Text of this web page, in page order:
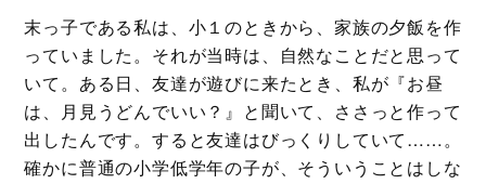
末っ子である私は、小１のときから、家族の夕飯を作
っていました。それが当時は、自然なことだと思って
いて。ある日、友達が遊びに来たとき、私が『お昼
は、月見うどんでいい？』と聞いて、ささっと作って
出したんです。すると友達はびっくりしていて……。
確かに普通の小学低学年の子が、そういうことはしな